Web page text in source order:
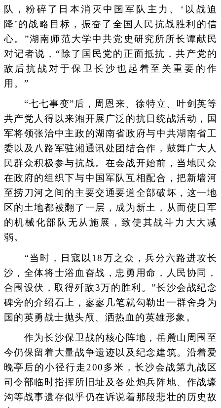
队，粉碎了日本消灭中国军队主力、‘以战迫
降’的战略目标，振奋了全国人民抗战胜利的信
心。”湖南师范大学中共党史研究所所长谭献民
对记者说，“除了国民党的正面抵抗，共产党的
敌后抗战对于保卫长沙也起着至关重要的作
用。”
“七七事变”后，周恩来、徐特立、叶剑英等
共产党人得以来湘开展广泛的抗日统战活动，国
军将领张治中主政的湖南省政府与中共湖南省工
委以及八路军驻湘通讯处团结合作，鼓舞广大人
民群众积极参与抗战。在会战开始前，当地民众
在政府的组织下与中国军队互相配合，把新墙河
至捞刀河之间的主要交通要道全部破坏，这一地
区的土地都被翻了一层，成为新土，从而使日军
的机械化部队无从施展，致使其战斗力大大减
弱。
“当时，日寇以18万之众，兵分六路进攻长
沙，全体将士浴血奋战，忠勇用命，人民协同，
合围设伏，取得歼敌3万的胜利。”长沙会战纪念
碑旁的介绍石上，寥寥几笔就勾勒出一群舍身为
国的英勇战士抛头颅、洒热血的英雄形象。
作为长沙保卫战的核心阵地，岳麓山周围至
今仍保留着大量战争遗迹以及纪念建筑。沿着爱
晚亭后的小径行走200多米，长沙会战第九战区
司令部临时指挥所旧址及各处炮兵阵地、作战壕
沟等战事遗存似乎仍在诉说着那段悲壮的历史故